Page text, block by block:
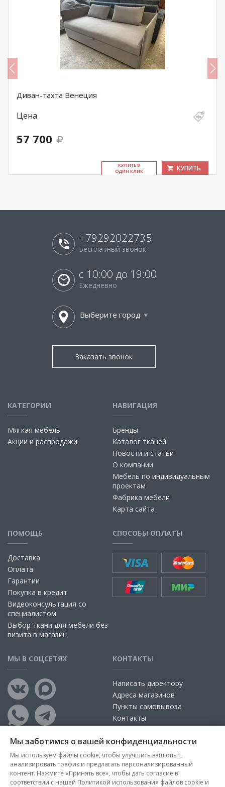
Диван-тахта Венеция
Цена
57 700
КУ­ПИТЬ В
ОДИН КЛИК
КУПИТЬ
+79292022735
Бесплатный звонок
с 10:00 до 19:00
Ежедневно
Выберите город
Заказать звонок
КАТЕГОРИИ
Мягкая мебель
Акции и распродажи
НАВИГАЦИЯ
Бренды
Каталог тканей
Новости и статьи
О компании
Мебель по индивидуальным
проектам
Фабрика мебели
Карта сайта
ПОМОЩЬ
Доставка
Оплата
Гарантии
Покупка в кредит
Видеоконсультация со
специалистом
Выбор ткани для мебели без
визита в магазин
СПОСОБЫ ОПЛАТЫ
МЫ В СОЦСЕТЯХ КОНТАКТЫ
Написать директору
Адреса магазинов
Пункты самовывоза
Контакты
Мы заботимся о вашей конфиденциальности
Мы используем файлы cookie, чтобы улучшить ваш опыт,
анализировать трафик и предлагать персонализированный
контент. Нажмите «Принять все», чтобы дать согласие в
соответствии с нашей Политикой использования файлов cookie и